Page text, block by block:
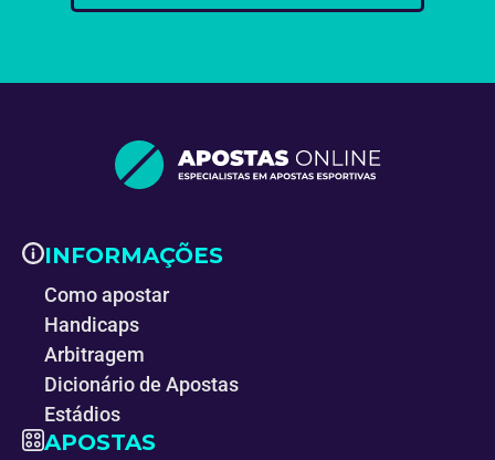
INFORMAÇÕES
Como apostar
Handicaps
Arbitragem
Dicionário de Apostas
Estádios
APOSTAS